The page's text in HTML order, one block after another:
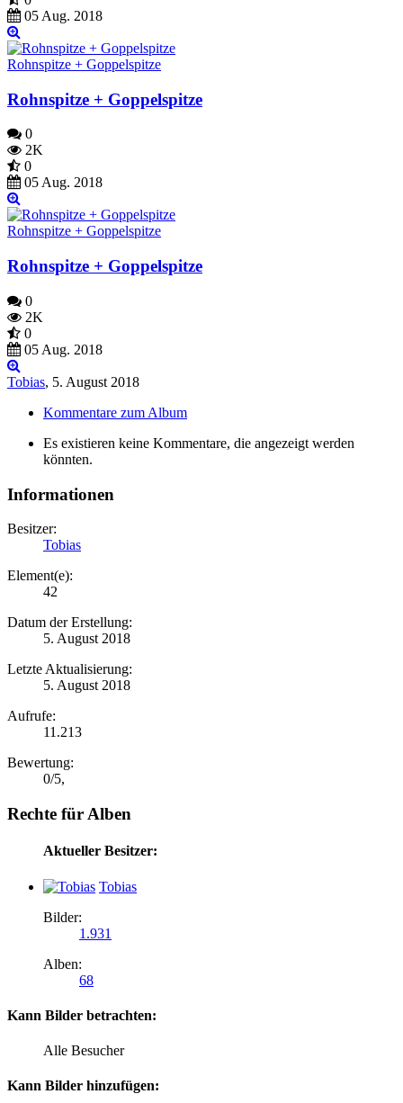
05 Aug. 2018
Rohnspitze + Goppelspitze
Rohnspitze + Goppelspitze
0
2K
0
05 Aug. 2018
Rohnspitze + Goppelspitze
Rohnspitze + Goppelspitze
0
2K
0
05 Aug. 2018
Tobias, 5. August 2018
Kommentare zum Album
Es existieren keine Kommentare, die angezeigt werden
könnten.
Informationen
Besitzer:
Tobias
Element(e):
42
Datum der Erstellung:
5. August 2018
Letzte Aktualisierung:
5. August 2018
Aufrufe:
11.213
Bewertung:
0/5,
Rechte für Alben
Aktueller Besitzer:
Tobias
Bilder:
1.931
Alben:
68
Kann Bilder betrachten:
Alle Besucher
Kann Bilder hinzufügen: